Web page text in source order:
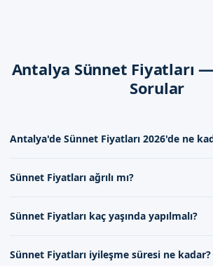
Sünnet operasyonunun ardından, dikkat
hakkında bilgi veriyoruz. Sünnet
konusunda aileleri bilgilendiriyoruz.
Antalya'de Sizi Bekliyoruz
formumuzdan bize ulaşabilirler. İletişim
ve randevu alabilirsiniz.
Antalya Sünnet Fiyatları —
Sorular
Antalya'de Sünnet Fiyatları 2026'de ne
değişmektedir. Fiyatlar, yapılan işlemin türüne
iletişimimizi kurabilirsiniz.
Sünnet Fiyatları ağrılı mı?
bu nedenle işlem sırasında ağrı
kadromuzun tavsiyeleri ile kolayca yönetilebilir.
Sünnet Fiyatları kaç yaşında yapılmalı?
arasındaki çocuklar için önerilir. Her yaş
Sünnet Fiyatları iyileşme süresi ne kadar?